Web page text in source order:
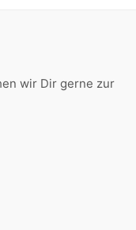
wir Dir gerne zur